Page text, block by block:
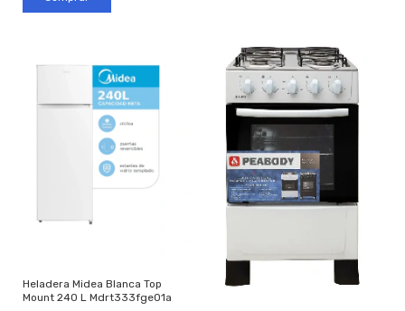
Heladera Midea Blanca Top
Mount 240 L Mdrt333fge01a